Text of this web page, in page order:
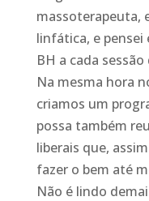
massoterapeuta,
linfática, e pensei
BH a cada
Na mesma hora
criamos um
possa também
liberais que,
fazer o bem até
Não é lindo